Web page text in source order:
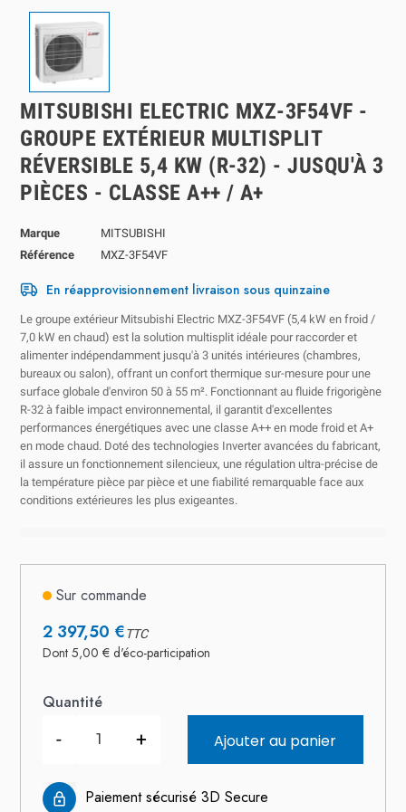
MITSUBISHI ELECTRIC MXZ-3F54VF -
GROUPE EXTÉRIEUR MULTISPLIT
RÉVERSIBLE 5,4 KW (R-32) - JUSQU'À 3
PIÈCES - CLASSE A++ / A+
Marque
MITSUBISHI
Référence
MXZ-3F54VF
En réapprovisionnement livraison sous quinzaine
Le groupe extérieur Mitsubishi Electric MXZ-3F54VF (5,4 kW en froid /
7,0 kW en chaud) est la solution multisplit idéale pour raccorder et
alimenter indépendamment jusqu'à3 unités intérieures (chambres,
bureaux ou salon), offrant un confort thermique sur-mesure pour une
surface globale d'environ 50 à 55 m². Fonctionnant au fluide frigorigène
R-32 à faible impact environnemental, il garantit d'excellentes
performances énergétiques avec une classe A++ en mode froid et A+
en mode chaud. Doté des technologies Inverter avancées du fabricant,
il assure un fonctionnement silencieux, une régulation ultra-précise de
la température pièce par pièce et une fiabilité remarquable face aux
conditions extérieures les plus exigeantes.
Sur commande
2 397,50 €TTC
Dont 5,00 € d'éco-participation
Quantité
- + Ajouter au panier
Paiement sécurisé 3D Secure